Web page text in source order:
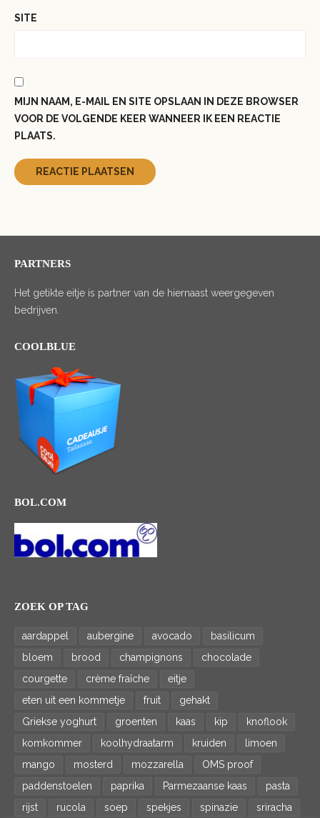
SITE
MIJN NAAM, E-MAIL EN SITE OPSLAAN IN DEZE BROWSER
VOOR DE VOLGENDE KEER WANNEER IK EEN REACTIE
PLAATS.
PARTNERS
Het getikte eitje is partner van de hiernaast weergegeven
bedrijven.
COOLBLUE
BOL.COM
ZOEK OP TAG
aardappel aubergine avocado
basilicum
bloem
brood champignons
chocolade
courgette
crème fraîche
eitje
eten uit een kommetje
fruit
gehakt
Griekse yoghurt
groenten kaas kip
knoflook
komkommer
koolhydraatarm kruiden
limoen
mango
mosterd mozzarella
OMS proof
paddenstoelen
paprika Parmezaanse kaas
pasta
rijst
rucola soep spekjes spinazie sriracha